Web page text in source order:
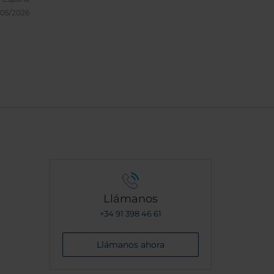
05/2026
Llámanos
+34 91 398 46 61
Llámanos ahora